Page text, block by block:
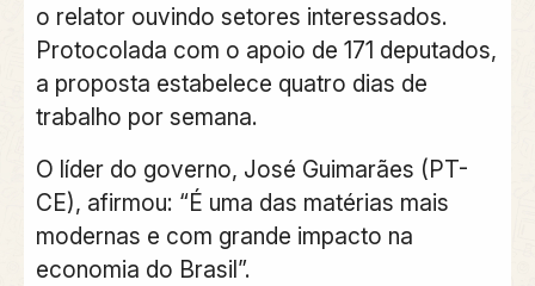
o relator ouvindo setores interessados.
Protocolada com o apoio de 171 deputados,
a proposta estabelece quatro dias de
trabalho por semana.
O líder do governo, José Guimarães (PT-
CE), afirmou: “É uma das matérias mais
modernas e com grande impacto na
economia do Brasil”.